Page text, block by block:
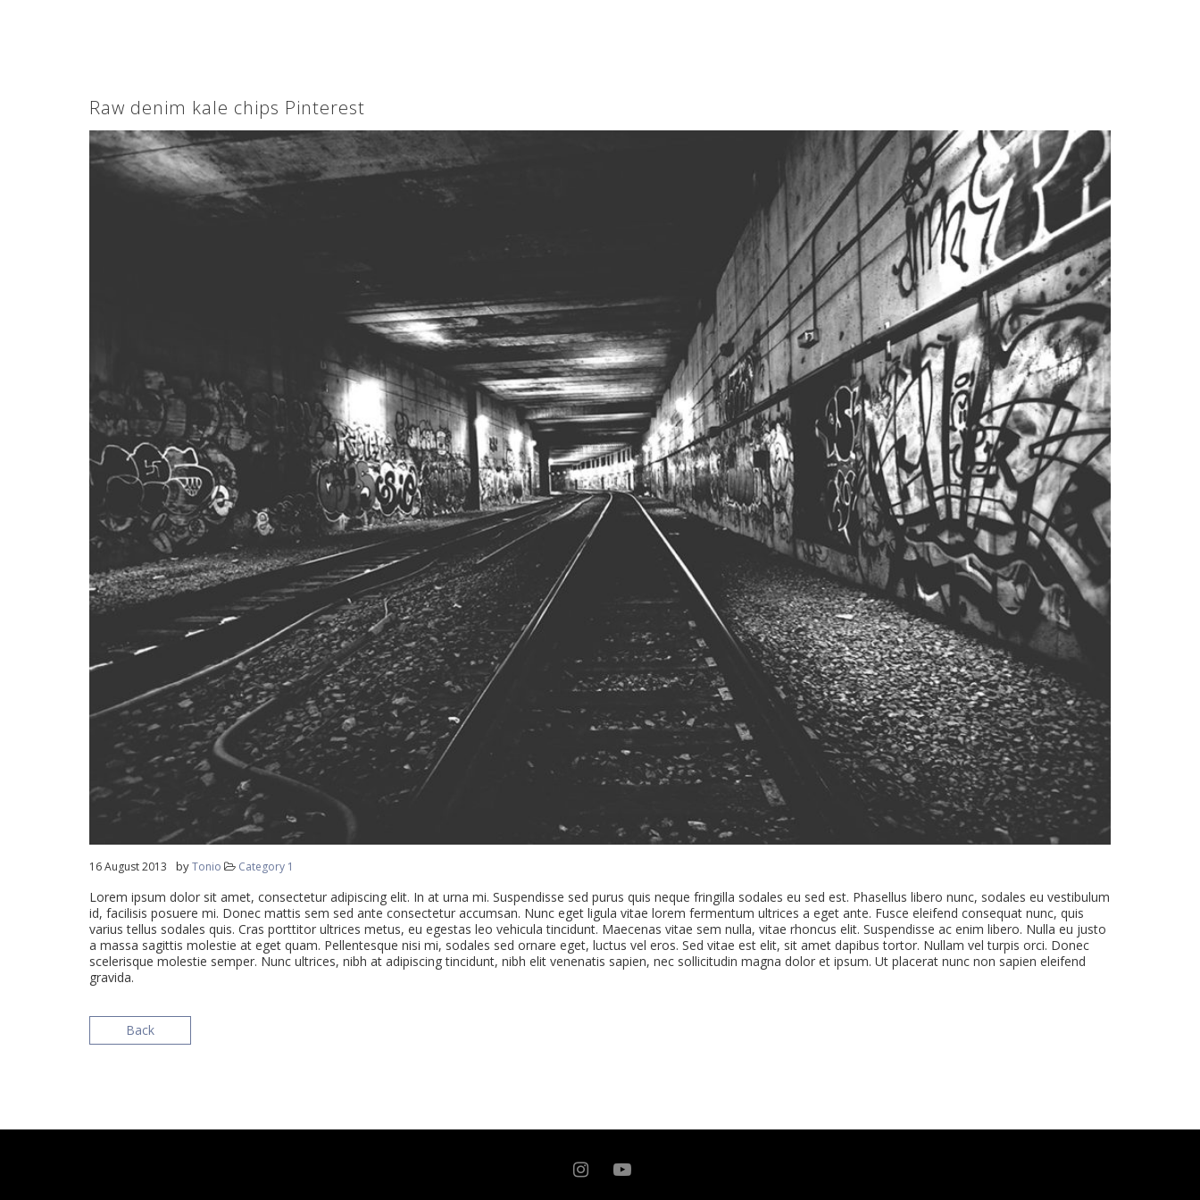
Raw denim kale chips Pinterest
16 August 2013 byTonio Category 1
Lorem ipsum dolor sit amet, consectetur adipiscing elit. In at urna mi. Suspendisse sed purus quis neque fringilla sodales eu sed est. Phasellus libero nunc, sodales eu vestibulum
id, facilisis posuere mi. Donec mattis sem sed ante consectetur accumsan. Nunc eget ligula vitae lorem fermentum ultrices a eget ante. Fusce eleifend consequat nunc, quis
varius tellus sodales quis. Cras porttitor ultrices metus, eu egestas leo vehicula tincidunt. Maecenas vitae sem nulla, vitae rhoncus elit. Suspendisse ac enim libero. Nulla eu justo
a massa sagittis molestie at eget quam. Pellentesque nisi mi, sodales sed ornare eget, luctus vel eros. Sed vitae est elit, sit amet dapibus tortor. Nullam vel turpis orci. Donec
scelerisque molestie semper. Nunc ultrices, nibh at adipiscing tincidunt, nibh elit venenatis sapien, nec sollicitudin magna dolor et ipsum. Ut placerat nunc non sapien eleifend
gravida.
Back